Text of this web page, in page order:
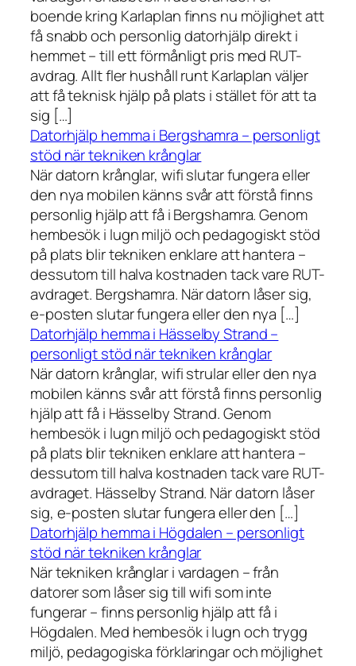
boende kring Karlaplan finns nu möjlighet att
få snabb och personlig datorhjälp direkt i
hemmet – till ett förmånligt pris med RUT-
avdrag. Allt fler hushåll runt Karlaplan väljer
att få teknisk hjälp på plats i stället för att ta
sig […]
Datorhjälp hemma i Bergshamra – personligt
stöd när tekniken krånglar
När datorn krånglar, wifi slutar fungera eller
den nya mobilen känns svår att förstå finns
personlig hjälp att få i Bergshamra. Genom
hembesök i lugn miljö och pedagogiskt stöd
på plats blir tekniken enklare att hantera –
dessutom till halva kostnaden tack vare RUT-
avdraget. Bergshamra. När datorn låser sig,
e-posten slutar fungera eller den nya […]
Datorhjälp hemma i Hässelby Strand –
personligt stöd när tekniken krånglar
När datorn krånglar, wifi strular eller den nya
mobilen känns svår att förstå finns personlig
hjälp att få i Hässelby Strand. Genom
hembesök i lugn miljö och pedagogiskt stöd
på plats blir tekniken enklare att hantera –
dessutom till halva kostnaden tack vare RUT-
avdraget. Hässelby Strand. När datorn låser
sig, e-posten slutar fungera eller den […]
Datorhjälp hemma i Högdalen – personligt
stöd när tekniken krånglar
När tekniken krånglar i vardagen – från
datorer som låser sig till wifi som inte
fungerar – finns personlig hjälp att få i
Högdalen. Med hembesök i lugn och trygg
miljö, pedagogiska förklaringar och möjlighet